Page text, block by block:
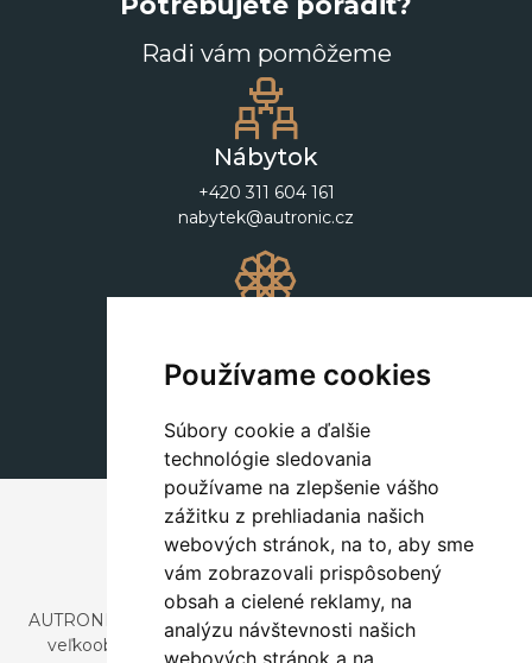
Používame cookies
Súbory cookie a ďalšie
technológie sledovania
používame na zlepšenie vášho
zážitku z prehliadania našich
webových stránok, na to, aby sme
vám zobrazovali prispôsobený
obsah a cielené reklamy, na
analýzu návštevnosti našich
webových stránok a na
Radi vám pomôžeme
Nábytok
+420 311 604 161
nabytek@autronic.cz
+420 311 604 182
dekorace@autronic.cz
AUTRONIC, s.r.o. je spoločnosť zaoberajúca sa dovozom a
veľkoobchodným predajom dizajnového aj štýlového